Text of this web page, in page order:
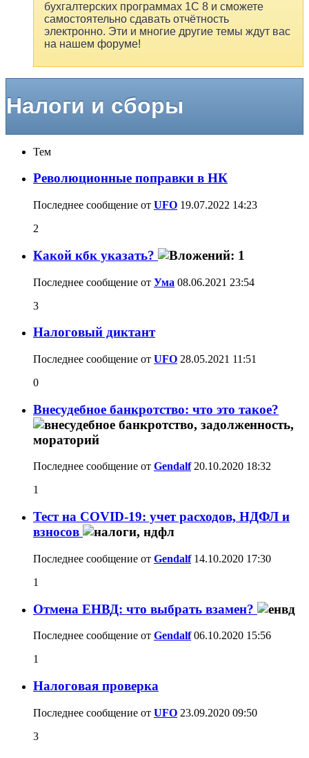
бухгалтерских программах 1С 8 и сможете
самостоятельно сдавать отчётность
электронно. Эти и многие другие темы ждут вас
на нашем форуме!
Налоги и сборы
Тем
Революционные поправки в НК
Последнее сообщение от UFO 19.07.2022 14:23
2
Какой кбк указать?
Последнее сообщение от Ума 08.06.2021 23:54
3
Налоговый диктант
Последнее сообщение от UFO 28.05.2021 11:51
0
Внесудебное банкротство: что это такое?
Последнее сообщение от Gendalf20.10.2020 18:32
1
Тест на COVID-19: учет расходов, НДФЛ и
взносов
Последнее сообщение от Gendalf14.10.2020 17:30
1
Отмена ЕНВД: что выбрать взамен?
Последнее сообщение от Gendalf06.10.2020 15:56
1
Налоговая проверка
Последнее сообщение от UFO 23.09.2020 09:50
3